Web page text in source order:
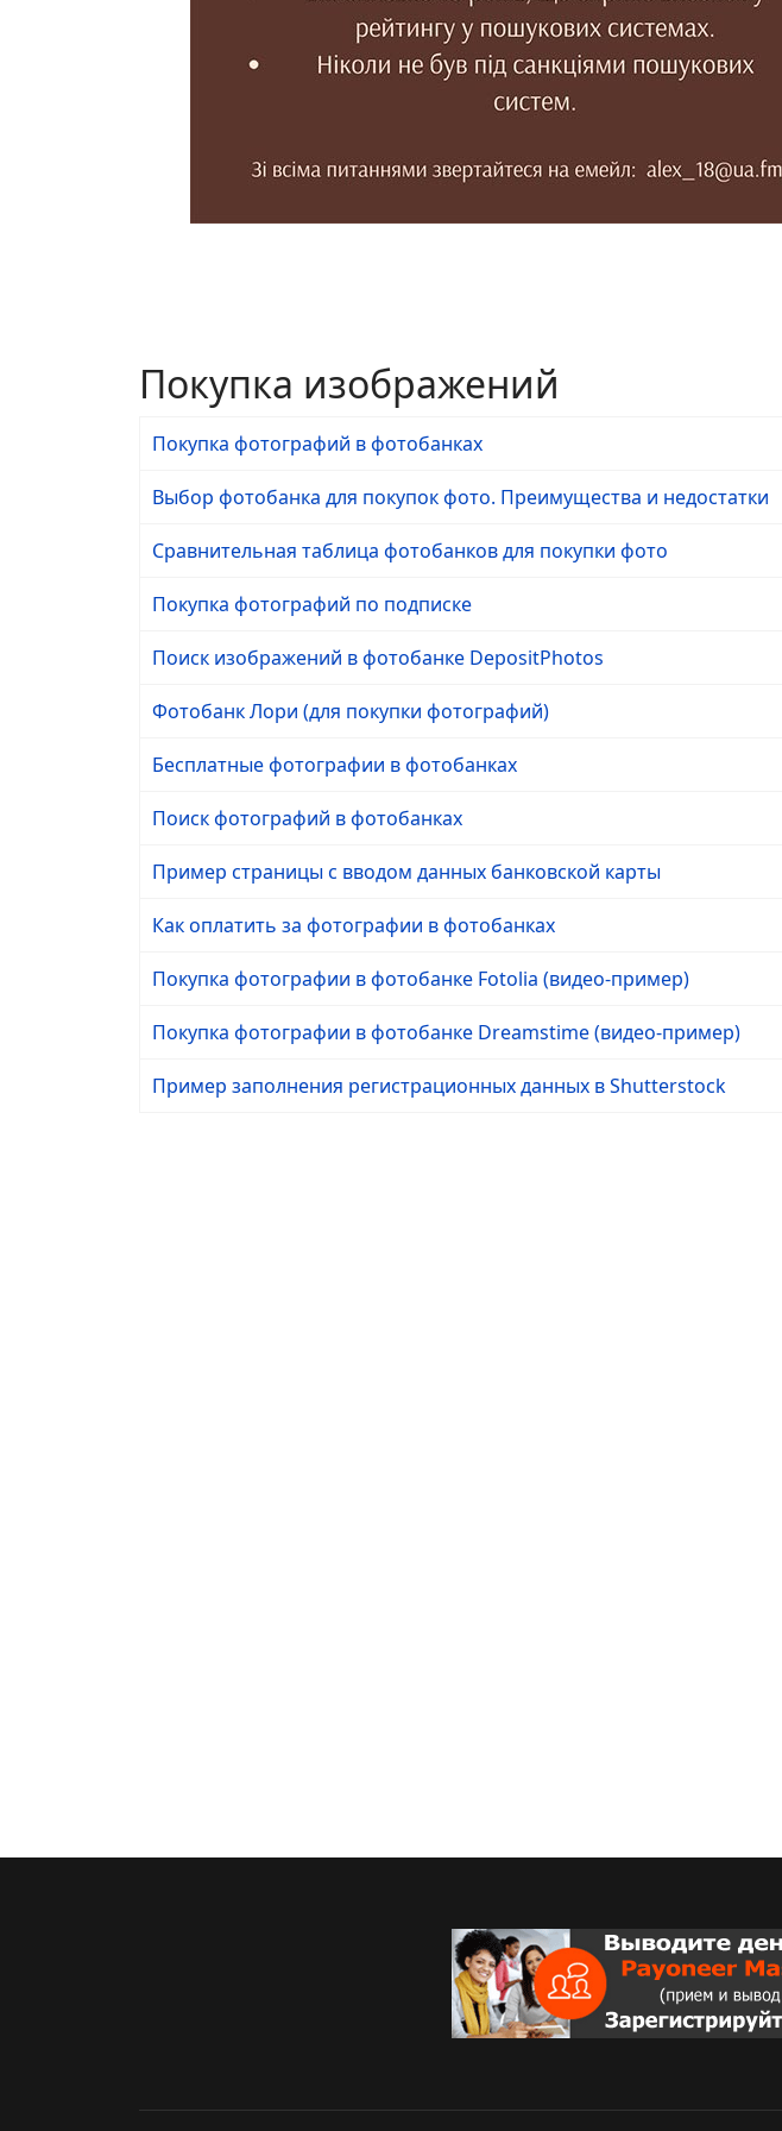
Покупка изображений
Покупка фотографий в фотобанках
Выбор фотобанка для покупок фото. Преимущества и недостатки
Сравнительная таблица фотобанков для покупки фото
Покупка фотографий по подписке
Поиск изображений в фотобанке DepositPhotos
Фотобанк Лори (для покупки фотографий)
Бесплатные фотографии в фотобанках
Поиск фотографий в фотобанках
Пример страницы с вводом данных банковской карты
Как оплатить за фотографии в фотобанках
Покупка фотографии в фотобанке Fotolia (видео-пример)
Покупка фотографии в фотобанке Dreamstime (видео-пример)
Пример заполнения регистрационных данных в Shutterstock